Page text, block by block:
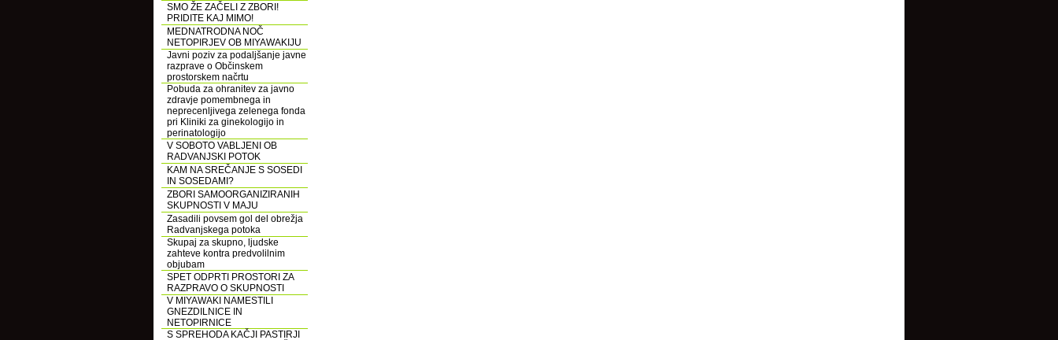
SMO ŽE ZAČELI Z ZBORI!
PRIDITE KAJ MIMO!
MEDNATRODNA NOČ
NETOPIRJEV OB MIYAWAKIJU
Javni poziv za podaljšanje javne
razprave o Občinskem
prostorskem načrtu
Pobuda za ohranitev za javno
zdravje pomembnega in
neprecenljivega zelenega fonda
pri Kliniki za ginekologijo in
perinatologijo
V SOBOTO VABLJENI OB
RADVANJSKI POTOK
KAM NA SREČANJE S SOSEDI
IN SOSEDAMI?
ZBORI SAMOORGANIZIRANIH
SKUPNOSTI V MAJU
Zasadili povsem gol del obrežja
Radvanjskega potoka
Skupaj za skupno, ljudske
zahteve kontra predvolilnim
objubam
SPET ODPRTI PROSTORI ZA
RAZPRAVO O SKUPNOSTI
V MIYAWAKI NAMESTILI
GNEZDILNICE IN
NETOPIRNICE
S SPREHODA KAČJI PASTIRJI